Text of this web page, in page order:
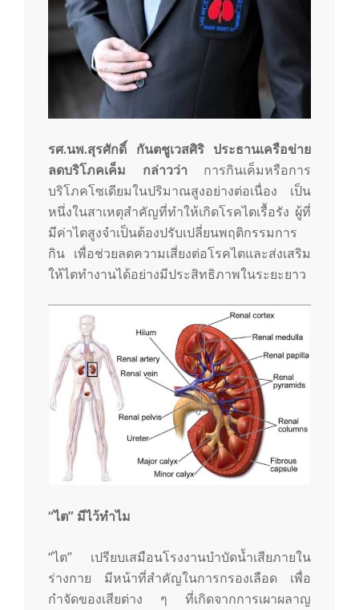
รศ.นพ.สุรศักดิ์ กันตชูเวสศิริ ประธานเครือข่าย
ลดบริโภคเค็ม กล่าวว่า การกินเค็มหรือการ
บริโภคโซเดียมในปริมาณสูงอย่างต่อเนื่อง เป็น
หนึ่งในสาเหตุสำคัญที่ทำให้เกิดโรคไตเรื้อรัง ผู้ที่
มีค่าไตสูงจำเป็นต้องปรับเปลี่ยนพฤติกรรมการ
กิน เพื่อช่วยลดความเสี่ยงต่อโรคไตและส่งเสริม
ให้ไตทำงานได้อย่างมีประสิทธิภาพในระยะยาว
“ไต” มีไว้ทำไม
“ไต” เปรียบเสมือนโรงงานบำบัดน้ำเสียภายใน
ร่างกาย มีหน้าที่สำคัญในการกรองเลือด เพื่อ
กำจัดของเสียต่าง ๆ ที่เกิดจากการเผาผลาญ